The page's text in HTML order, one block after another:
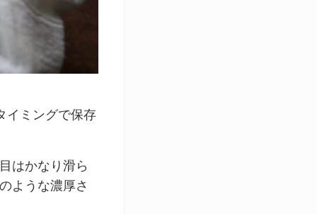
イミングで保存
はかなり滑ら
ような濃厚さ